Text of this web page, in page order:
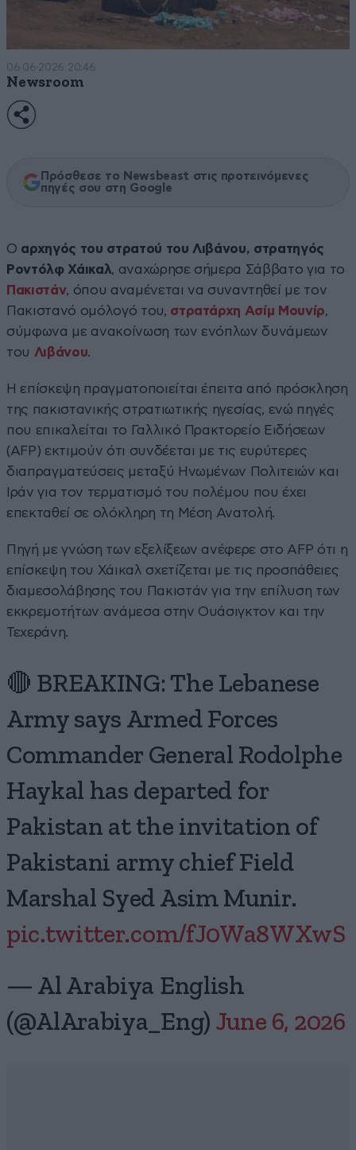
06·06·2026 20:46
Newsroom
Πρόσθεσε το Newsbeast στις προτεινόμενες
πηγές σου στη Google
Ο αρχηγός του στρατού του Λιβάνου, στρατηγός
Ροντόλφ Χάικαλ, αναχώρησε σήμερα Σάββατο για το
Πακιστάν, όπου αναμένεται να συναντηθεί με τον
Πακιστανό ομόλογό του, στρατάρχη Ασίμ Μουνίρ,
σύμφωνα με ανακοίνωση των ενόπλων δυνάμεων
του Λιβάνου.
Η επίσκεψη πραγματοποιείται έπειτα από πρόσκληση
της πακιστανικής στρατιωτικής ηγεσίας, ενώ πηγές
που επικαλείται το Γαλλικό Πρακτορείο Ειδήσεων
(AFP) εκτιμούν ότι συνδέεται με τις ευρύτερες
διαπραγματεύσεις μεταξύ Ηνωμένων Πολιτειών και
Ιράν για τον τερματισμό του πολέμου που έχει
επεκταθεί σε ολόκληρη τη Μέση Ανατολή.
Πηγή με γνώση των εξελίξεων ανέφερε στο AFP ότι η
επίσκεψη του Χάικαλ σχετίζεται με τις προσπάθειες
διαμεσολάβησης του Πακιστάν για την επίλυση των
εκκρεμοτήτων ανάμεσα στην Ουάσιγκτον και την
Τεχεράνη.
🔴 BREAKING: The Lebanese
Army says Armed Forces
Commander General Rodolphe
Haykal has departed for
Pakistan at the invitation of
Pakistani army chief Field
Marshal Syed Asim Munir.
pic.twitter.com/fJ0Wa8WXwS
— Al Arabiya English
(@AlArabiya_Eng) June 6, 2026